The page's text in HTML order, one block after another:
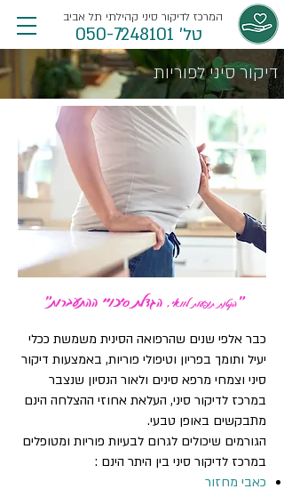
טל' 050-7248101
המרכז לדיקור סיני קהילתי תל אביב
דיקור סיני לפוריות
"הקטנת תופעות לוואי, הגדלת סיכויי ההתעברות"
כבר אלפי שנים שהרפואה הסינית משמשת ככלי
יעיל ותומך בפריון וטיפולי פוריות, באמצעות דיקור
סיני וצמחי מרפא סינים ולאור הנסיון שנצבר
במרכז לדיקור סיני, העלאת אחוזי ההצלחה הינם
מתבקשים באופן טבעי.
הגורמים שיכולים לגרום לבעיות פוריות ומטופלים
במרכז לדיקור סיני בין היתר הינם :
כאבי מחזור